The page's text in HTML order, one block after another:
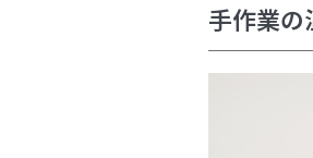
手作業